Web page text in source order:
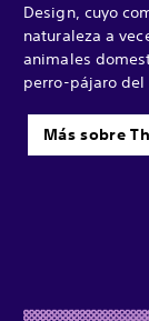
Design, cuyo
naturaleza a
animales
perro-pájaro
Más sobre